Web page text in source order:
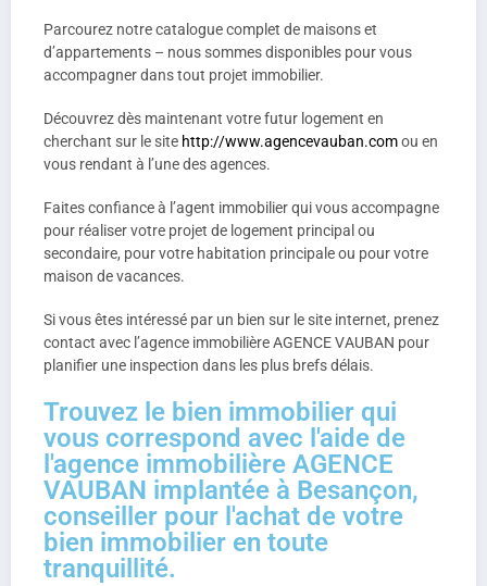
Parcourez notre catalogue complet de maisons et
d’appartements – nous sommes disponibles pour vous
accompagner dans tout projet immobilier.
Découvrez dès maintenant votre futur logement en
cherchant sur le site http://www.agencevauban.comou en
vous rendant à l’une des agences.
Faites confiance à l’agent immobilier qui vous accompagne
pour réaliser votre projet de logement principal ou
secondaire, pour votre habitation principale ou pour votre
maison de vacances.
Si vous êtes intéressé par un bien sur le site internet, prenez
contact avec l’agence immobilière AGENCE VAUBAN pour
planifier une inspection dans les plus brefs délais.
Trouvez le bien immobilier qui
vous correspond avec l'aide de
l'agence immobilière AGENCE
VAUBAN implantée à Besançon,
conseiller pour l'achat de votre
bien immobilier en toute
tranquillité.